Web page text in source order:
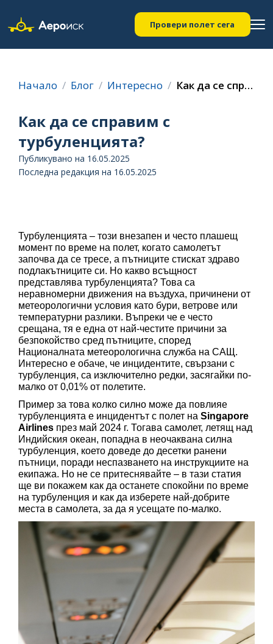
Провери полет сега
Начало Блог Интересно Как да се справим с турбуленцията?
Как да се справим с
турбуленцията?
Публикувано на 16.05.2025
Последна редакция на 16.05.2025
Турбуленцията – този внезапен и често плашещ
момент по време на полет, когато самолетът
започва да се тресе, а пътниците стискат здраво
подлакътниците си. Но какво всъщност
представлява турбуленцията? Това са
неравномерни движения на въздуха, причинени от
метеорологични условия като бури, ветрове или
температурни разлики. Въпреки че е често
срещана, тя е една от най-честите причини за
безпокойство сред пътниците, според
Националната метеорологична служба на САЩ.
Интересно е обаче, че инцидентите, свързани с
турбуленция, са изключително редки, засягайки по-
малко от 0,01% от полетите.
Пример за това колко силно може да повлияе
турбуленцията е инцидентът с полет на Singapore
Airlines през май 2024 г. Тогава самолет, летящ над
Индийския океан, попадна в неочаквана силна
турбуленция, което доведе до десетки ранени
пътници, поради неспазването на инструкциите на
екипажа. Но не се притеснявайте – в тази статия
ще ви покажем как да останете спокойни по време
на турбуленция и как да изберете най-добрите
места в самолета, за да я усещате по-малко.